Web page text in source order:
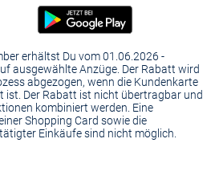
erhältst Du vom 01.06.2026 -
ausgewählte Anzüge. Der Rabatt wird
abgezogen, wenn die Kundenkarte
ist. Der Rabatt ist nicht übertragbar und
kombiniert werden. Eine
Shopping Card sowie die
Einkäufe sind nicht möglich.